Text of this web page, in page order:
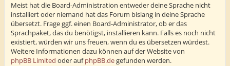
Meist hat die Board-Administration entweder deine Sprache nicht
installiert oder niemand hat das Forum bislang in deine Sprache
übersetzt. Frage ggf. einen Board-Administrator, ob er das
Sprachpaket, das du benötigst, installieren kann. Falls es noch nicht
existiert, würden wir uns freuen, wenn du es übersetzen würdest.
Weitere Informationen dazu können auf der Website von
phpBB Limited oder aufphpBB.degefunden werden.